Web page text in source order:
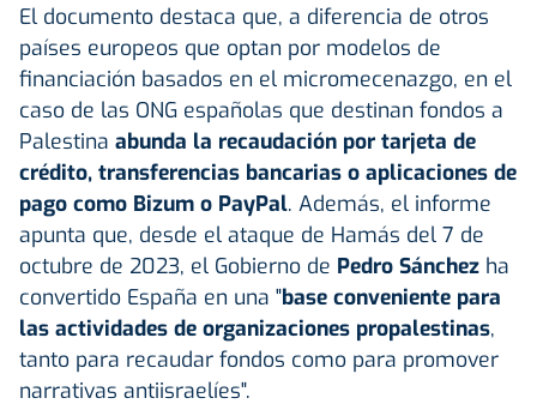
El documento destaca que, a diferencia de otros
países europeos que optan por modelos de
financiación basados en el micromecenazgo, en el
caso de las ONG españolas que destinan fondos a
Palestina abunda la recaudación por tarjeta de
crédito, transferencias bancarias o aplicaciones de
pago como Bizum o PayPal. Además, el informe
apunta que, desde el ataque de Hamás del 7 de
octubre de 2023, el Gobierno de Pedro Sánchez ha
convertido España en una "base conveniente para
las actividades de organizaciones propalestinas,
tanto para recaudar fondos como para promover
narrativas antiisraelíes".